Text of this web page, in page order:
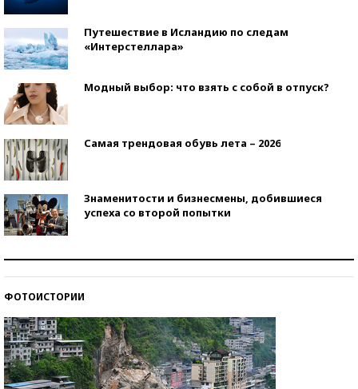
Путешествие в Исландию по следам
«Интерстеллара»
Модный выбор: что взять с собой в отпуск?
Самая трендовая обувь лета – 2026
Знаменитости и бизнесмены, добившиеся
успеха со второй попытки
ФОТОИСТОРИИ